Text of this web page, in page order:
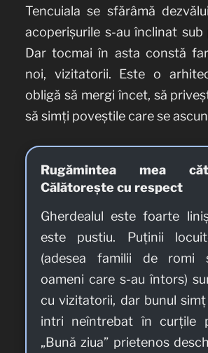
Tencuiala se sfărâmă
acoperișurile s-au înclinat sub
Dar tocmai în asta constă
noi, vizitatorii. Este o
obligă să mergi încet, să
să simți poveștile care se
Rugămintea mea
Călătorește cu respect
Gherdealul este foarte
este pustiu. Puținii
(adesea familii de romi
oameni care s-au întors)
cu vizitatorii, dar bunul
intri neîntrebat în curțile
„Bună ziua” prietenos